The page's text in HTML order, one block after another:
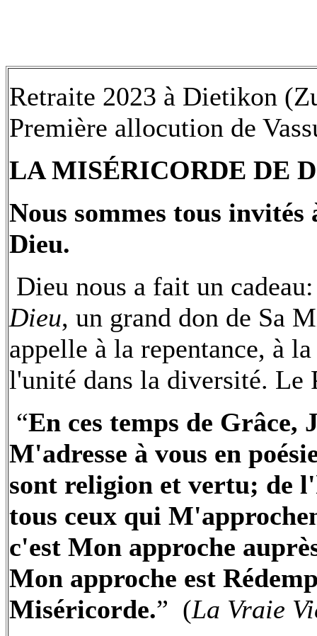
Retraite 2023 à Dietikon
Première allocution de
LA MISÉRICORDE DE
Nous sommes tous
Dieu.
Dieu nous a fait un
Dieu, un grand don de Sa
appelle à la repentance, à
l'unité dans la diversité. Le
“En ces temps de Grâce,
M'adresse à vous en
sont religion et vertu; de
tous ceux qui
c'est Mon approche
Mon approche est
Miséricorde.” (La Vraie